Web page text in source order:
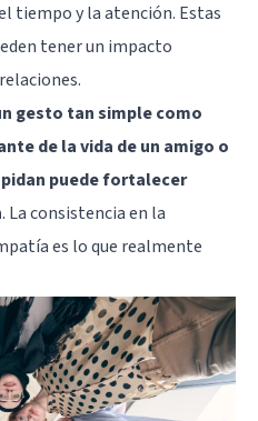
tiempo y la atención. Estas
tener un impacto
gesto tan simple como
de la vida de un amigo o
puede fortalecer
. La consistencia en la
es lo que realmente